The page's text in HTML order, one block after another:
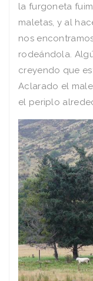
la furgoneta
maletas, y al
nos
rodeándola.
creyendo que
Aclarado el
el periplo